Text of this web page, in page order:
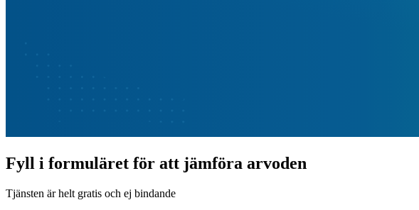
Fyll i formuläret för att jämföra arvoden
Tjänsten är helt gratis och ej bindande